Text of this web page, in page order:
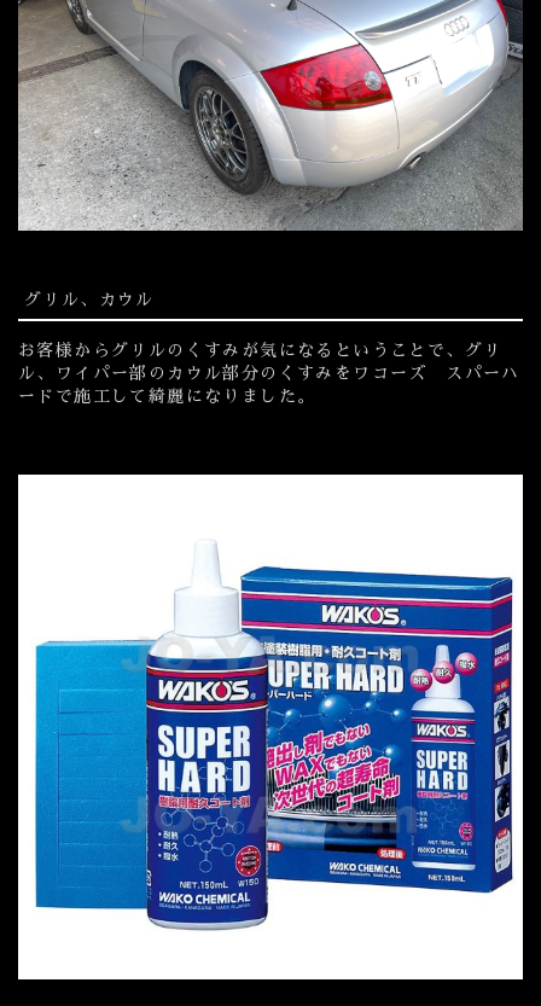
グリル、カウル
お客様からグリルのくすみが気になるということで、グリ
ル、ワイパー部のカウル部分のくすみをワコーズ スパーハ
ードで施工して綺麗になりました。